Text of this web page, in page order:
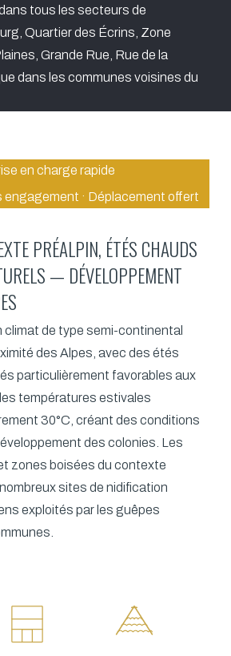
tous les secteurs de
Quartier des Écrins, Zone
Grande Rue, Rue de la
dans les communes voisines du
en charge rapide
engagement · Déplacement offert
PRÉALPIN, ÉTÉS CHAUDS
— DÉVELOPPEMENT
climat de type semi-continental
des Alpes, avec des étés
particulièrement favorables aux
températures estivales
30°C, créant des conditions
des colonies. Les
zones boisées du contexte
sites de nidification
exploités par les guêpes